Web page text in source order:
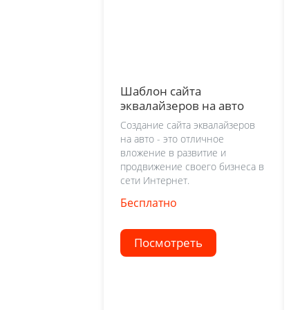
Шаблон сайта
эквалайзеров на авто
Создание сайта эквалайзеров
на авто - это отличное
вложение в развитие и
продвижение своего бизнеса в
сети Интернет.
Бесплатно
Посмотреть